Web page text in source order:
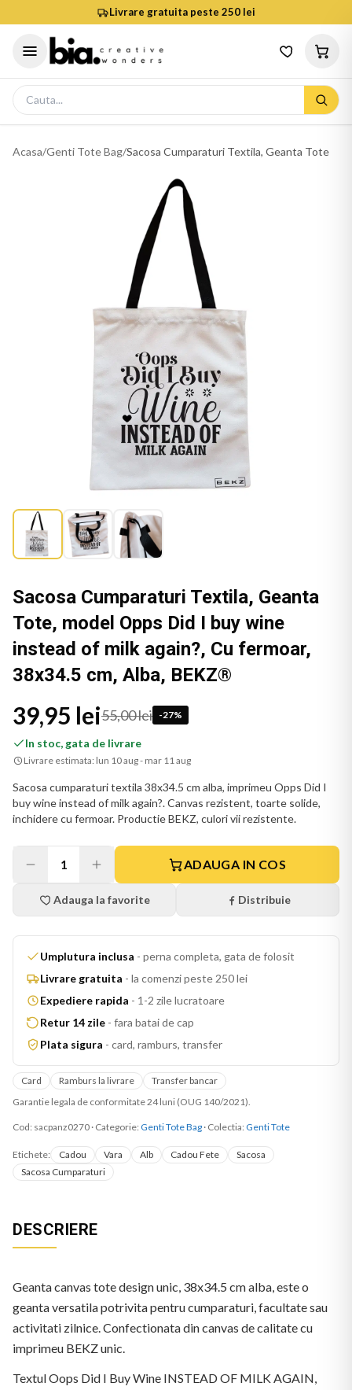
Livrare gratuita peste 250 lei
Acasa/Genti Tote Bag/Sacosa Cumparaturi Textila, Geanta Tote
Sacosa Cumparaturi Textila, Geanta
Tote, model Opps Did I buy wine
instead of milk again?, Cu fermoar,
38x34.5 cm, Alba, BEKZ®
39,95 lei55,00 lei -27%
In stoc, gata de livrare
Livrare estimata: lun 10 aug - mar 11 aug
Sacosa cumparaturi textila 38x34.5 cm alba, imprimeu Opps Did I
buy wine instead of milk again?. Canvas rezistent, toarte solide,
inchidere cu fermoar. Productie BEKZ, culori vii rezistente.
1 ADAUGA IN COS
Adauga la favorite Distribuie
Umplutura inclusa - perna completa, gata de folosit
Livrare gratuita - la comenzi peste 250 lei
Expediere rapida - 1-2 zile lucratoare
Retur 14 zile - fara batai de cap
Plata sigura - card, ramburs, transfer
Card Ramburs la livrare
Transfer bancar
Garantie legala de conformitate 24 luni (OUG 140/2021).
Cod: sacpanz0270 · Categorie: Genti Tote Bag · Colectia: Genti Tote
Etichete: Cadou Vara Alb Cadou Fete
Sacosa
Sacosa Cumparaturi
DESCRIERE
Geanta canvas tote design unic, 38x34.5 cm alba, este o
geanta versatila potrivita pentru cumparaturi, facultate sau
activitati zilnice. Confectionata din canvas de calitate cu
imprimeu BEKZ unic.
Textul Oops Did I Buy Wine INSTEAD OF MILK AGAIN,